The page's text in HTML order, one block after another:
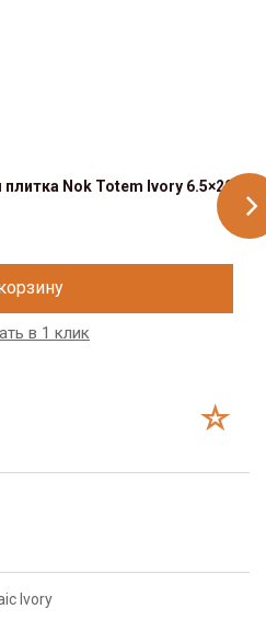
Nok Totem Ivory 6.5×20
в 1 клик